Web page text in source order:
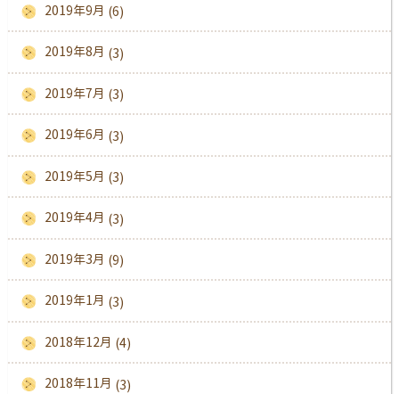
2019年9月 (6)
2019年8月 (3)
2019年7月 (3)
2019年6月 (3)
2019年5月 (3)
2019年4月 (3)
2019年3月 (9)
2019年1月 (3)
2018年12月 (4)
2018年11月 (3)